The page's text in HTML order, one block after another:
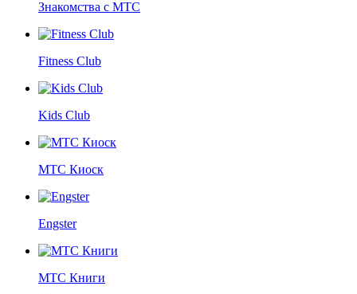
Знакомства с МТС
Fitness Club
Kids Club
МТС Киоск
Engster
МТС Книги